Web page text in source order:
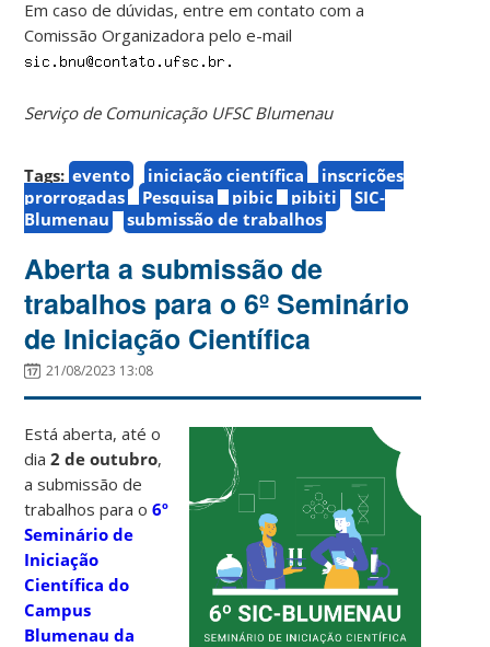
Em caso de dúvidas, entre em contato com a
Comissão Organizadora pelo e-mail
Serviço de Comunicação UFSC Blumenau
Tags: evento iniciação científica
inscrições
prorrogadas
Pesquisa pibic pibiti
SIC-
Blumenau
submissão de trabalhos
Aberta a submissão de
trabalhos para o 6º Seminário
de Iniciação Científica
21/08/2023 13:08
Está aberta, até o
dia2 de outubro,
a submissão de
trabalhos para o6º
Seminário de
Iniciação
Científica do
Campus
Blumenau da